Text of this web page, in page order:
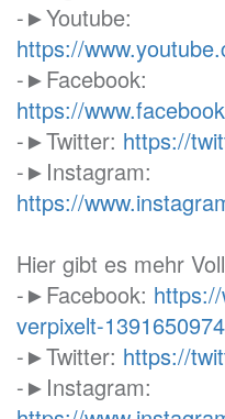
-►Youtube:
https://
-►Facebook:
https://
-►Twitter: https://
-►Instagram:
https://
Hier gibt es mehr
-►Facebook:
verpixelt-
-►Twitter: https://
-►Instagram: